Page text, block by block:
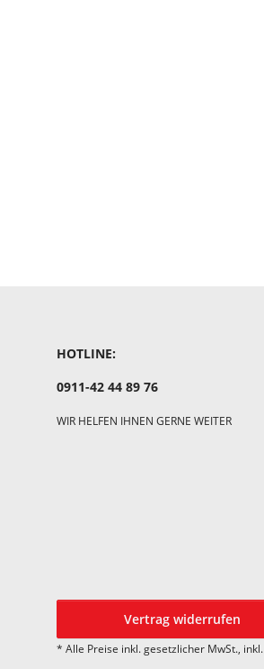
HOTLINE:
0911-42 44 89 76
WIR HELFEN IHNEN GERNE WEITER
Vertrag widerrufen
* Alle Preise inkl. gesetzlicher MwSt., inkl.